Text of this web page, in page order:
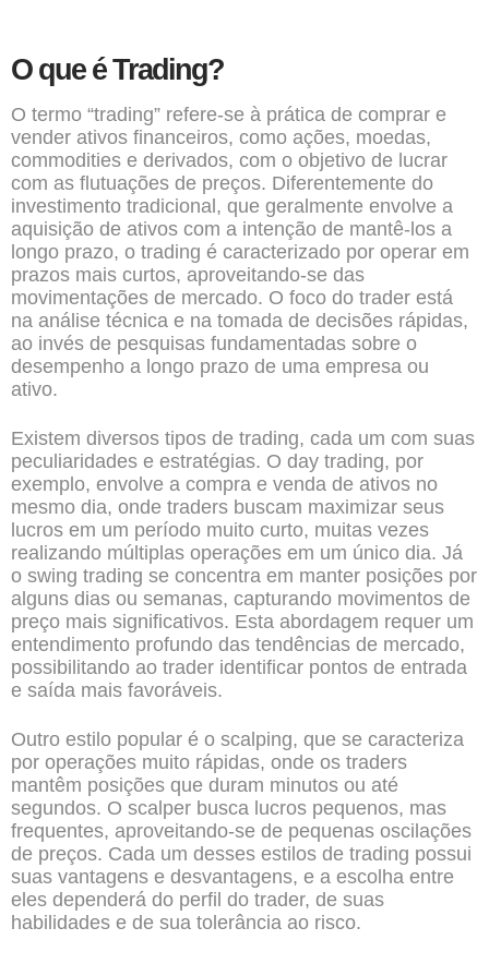
O que é Trading?
O termo “trading” refere-se à prática de comprar e
vender ativos financeiros, como ações, moedas,
commodities e derivados, com o objetivo de lucrar
com as flutuações de preços. Diferentemente do
investimento tradicional, que geralmente envolve a
aquisição de ativos com a intenção de mantê-los a
longo prazo, o trading é caracterizado por operar em
prazos mais curtos, aproveitando-se das
movimentações de mercado. O foco do trader está
na análise técnica e na tomada de decisões rápidas,
ao invés de pesquisas fundamentadas sobre o
desempenho a longo prazo de uma empresa ou
ativo.
Existem diversos tipos de trading, cada um com suas
peculiaridades e estratégias. O day trading, por
exemplo, envolve a compra e venda de ativos no
mesmo dia, onde traders buscam maximizar seus
lucros em um período muito curto, muitas vezes
realizando múltiplas operações em um único dia. Já
o swing trading se concentra em manter posições por
alguns dias ou semanas, capturando movimentos de
preço mais significativos. Esta abordagem requer um
entendimento profundo das tendências de mercado,
possibilitando ao trader identificar pontos de entrada
e saída mais favoráveis.
Outro estilo popular é o scalping, que se caracteriza
por operações muito rápidas, onde os traders
mantêm posições que duram minutos ou até
segundos. O scalper busca lucros pequenos, mas
frequentes, aproveitando-se de pequenas oscilações
de preços. Cada um desses estilos de trading possui
suas vantagens e desvantagens, e a escolha entre
eles dependerá do perfil do trader, de suas
habilidades e de sua tolerância ao risco.